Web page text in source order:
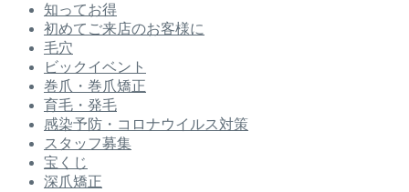
知ってお得
初めてご来店のお客様に
毛穴
ビックイベント
巻爪・巻爪矯正
育毛・発毛
感染予防・コロナウイルス対策
スタッフ募集
宝くじ
深爪矯正